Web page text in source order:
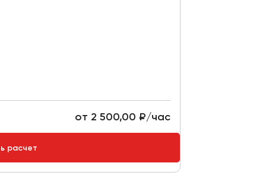
от 2 500,00 ₽/час
расчет